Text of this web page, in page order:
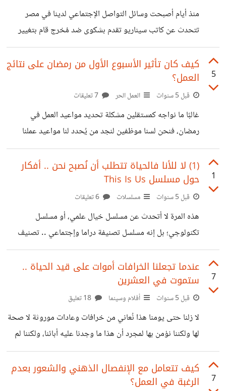
هاتفية، أو رسالة صوتية، أو رسالة مكتوبة تأتي خلال جلستهم،
وبالتدريج بدأ ستار الخصوصية يرتفع عن
منذ أيام أصبحت وسائل التواصل الإجتماعي لدينا في مصر
تتحدث عن كاتب سيناريو تقدم بشكوى ضد مُخرج قام بتغيير
نهاية مسلسل من كتابته وتم عرضِه بالنهاية التي اختارها المُخرج،
في الوقت الذي خرج فيه المُخرج يُدافع عن نفسه بأن النهاية
التي عرضها منطقية أكثر، ويرى أن الكاتب لا يحق له التحدث في
تعليقات لبعض الأشخاص التي كانت تؤيد ما يقوله المُخرج وترى
أنه لم يتعدى على حق الكاتب،
5
كيف كان تأثير الأسبوع الأول من رمضان على نتائج
العمل؟
قبل 5 سنوات العمل الحر
غالبًا ما نواجه كمستقلين مشكلة تحديد مواعيد العمل في
رمضان، فنحن لسنا موظفين لنجد من يُحدد لنا مواعيد عملنا
الرمضانية، وفي الوقت نفسه لا تكن المرونة دائمًا في صالحنا،
حيث أننا نقع تحت تأثير التشتت في التفكير وإتخاذ القرار، ونظل
في حيرة بين العمل قبل أم بعد الإفطار، وهل العمل في الصباح
الباكر أفضل أم في المساء أم بعد الفجر مباشرةً؛ وغالبًا ما تختلف
الأراء بحسب تجربة كل شخص منا. بالنسبة لي كان الأسبوع
الأول في رمضان مُثمر وأنجزتُ فيه
1
(1) لا للأنا فالحياة تتطلب أن نُصبح نحن .. أفكار
حول مسلسل This Is Us
قبل 5 سنوات مسلسلات
هذه المرة لا أتحدث عن مسلسل خيال علمي، أو مسلسل
تكنولوجي؛ بل إنه مسلسل تصنيفة دراما وإجتماعي .. تصنيف
تقليدي ولكنّ ما أتحدث عنه ليس تقليدي؛ بل إنه يُناقش الحياة
الإجتماعية من زاوية واقعية قريبة جدًا *إلى حدٍ يجعلك تشعر
بأنك فرد من شخصيات هذا المسلسل وترغب أن تتفاعل معهم
This Is Us* *عدد الحلقات: 84 حلقة مُقسمة على 5أجزاء*
*التقييم 8.7 على IMDb* ##القصة 3 أشخاص يجمعهم يوم
7
عندما تجعلنا الخرافات أموات على قيد الحياة ..
ستموت في العشرين
قبل 5 سنوات أفلام وسينما
لا زلنا حتى يومنا هذا نُعاني من خرافات وعادات موروثة لا صحة
لها ولكننا نؤمن بها لمجرد أن هذا ما وجدنا عليه أبائنا، ولكننا لم
نُفكر يومًا أن تلك العادات قد تجعلنا في مكاننا واقفين دون أن
نشعر بأننا أسرى لها! https://suar.me/4OmoQ *إسم
الفيلم: ستموت في العشرين* *التصنيف: دراما روائي* *التقييم
7
كيف تتعامل مع الإنفصال الذهني والشعور بعدم
الرغبة في العمل؟